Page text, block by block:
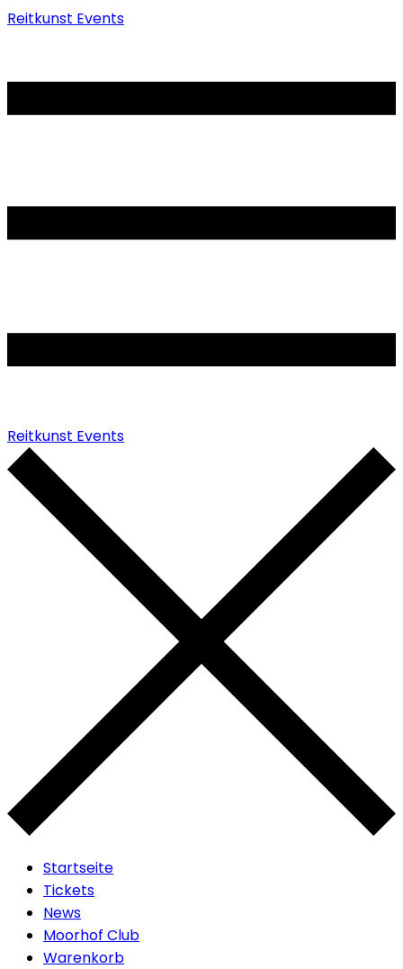
Reitkunst Events
Reitkunst Events
Startseite
Tickets
News
Moorhof Club
Warenkorb